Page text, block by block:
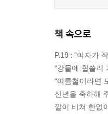
책 속으로
P.19 : “여자가
“강물에 휩쓸려
“여름철이라면
신년을 축하해
깔이 비쳐 한없